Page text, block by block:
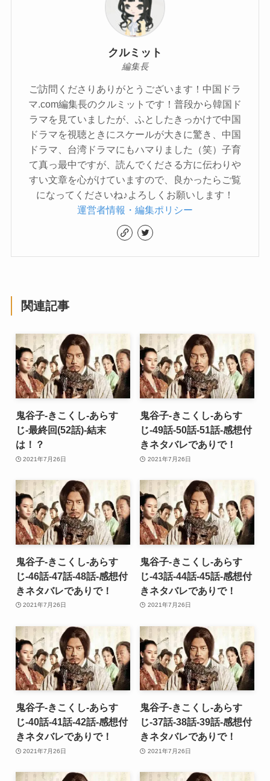
クルミット
編集長
ご訪問くださりありがとうございます！中国ドラ
マ.com編集長のクルミットです！普段から韓国ド
ラマを見ていましたが、ふとしたきっかけで中国
ドラマを視聴ときにスケールが大きに驚き、中国
ドラマ、台湾ドラマにもハマりました（笑）子育
て真っ最中ですが、読んでくださる方に伝わりや
すい文章を心がけていますので、良かったらご覧
になってくださいね♪よろしくお願いします！
運営者情報・編集ポリシー
関連記事
鬼谷子-きこくし-あらす
じ-最終回(52話)-結末
は！？
2021年7月26日
鬼谷子-きこくし-あらす
じ-49話-50話-51話-感想付
きネタバレでありで！
2021年7月26日
鬼谷子-きこくし-あらす
じ-46話-47話-48話-感想付
きネタバレでありで！
2021年7月26日
鬼谷子-きこくし-あらす
じ-43話-44話-45話-感想付
きネタバレでありで！
2021年7月26日
鬼谷子-きこくし-あらす
じ-40話-41話-42話-感想付
きネタバレでありで！
2021年7月26日
鬼谷子-きこくし-あらす
じ-37話-38話-39話-感想付
きネタバレでありで！
2021年7月26日